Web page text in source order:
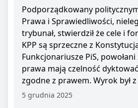
Podporządkowany
Prawa i Sprawiedliwości,
trybunał, stwierdził że cele i
KPP są sprzeczne z
Funkcjonariusze PiS,
prawa mają czelność
zgodne z prawem. Wyrok był
5 grudnia 2025